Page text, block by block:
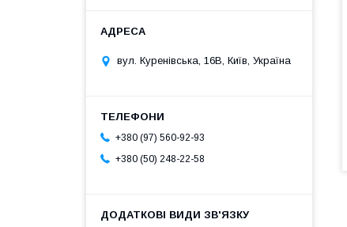
вул. Куренівська, 16В, Київ, Україна
+380 (97) 560-92-93
+380 (50) 248-22-58